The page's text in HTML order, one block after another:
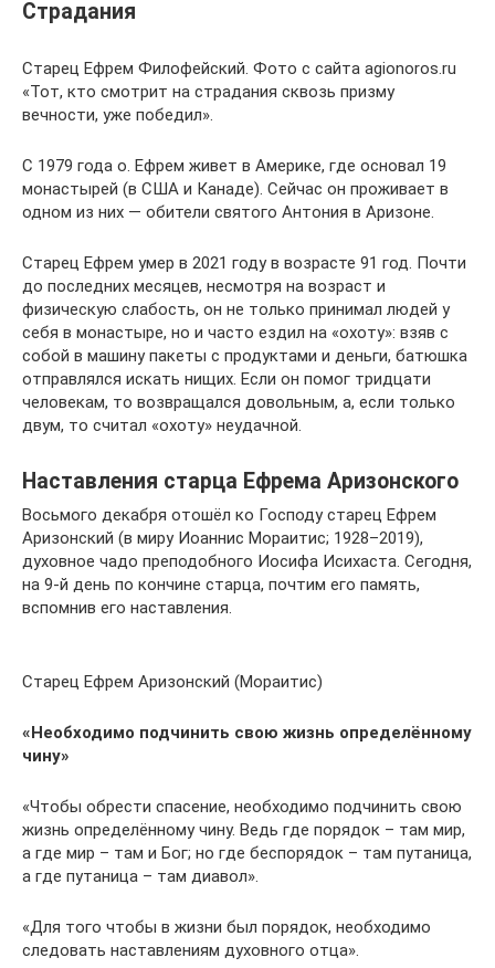
Страдания
Старец Ефрем Филофейский. Фото с сайта agionoros.ru
«Тот, кто смотрит на страдания сквозь призму
вечности, уже победил».
С 1979 года о. Ефрем живет в Америке, где основал 19
монастырей (в США и Канаде). Сейчас он проживает в
одном из них — обители святого Антония в Аризоне.
Старец Ефрем умер в 2021 году в возрасте 91 год. Почти
до последних месяцев, несмотря на возраст и
физическую слабость, он не только принимал людей у
себя в монастыре, но и часто ездил на «охоту»: взяв с
собой в машину пакеты с продуктами и деньги, батюшка
отправлялся искать нищих. Если он помог тридцати
человекам, то возвращался довольным, а, если только
двум, то считал «охоту» неудачной.
Наставления старца Ефрема Аризонского
Восьмого декабря отошёл ко Господу старец Ефрем
Аризонский (в миру Иоаннис Мораитис; 1928–2019),
духовное чадо преподобного Иосифа Исихаста. Сегодня,
на 9-й день по кончине старца, почтим его память,
вспомнив его наставления.
Старец Ефрем Аризонский (Мораитис)
«Необходимо подчинить свою жизнь определённому
чину»
«Чтобы обрести спасение, необходимо подчинить свою
жизнь определённому чину. Ведь где порядок – там мир,
а где мир – там и Бог; но где беспорядок – там путаница,
а где путаница – там диавол».
«Для того чтобы в жизни был порядок, необходимо
следовать наставлениям духовного отца».